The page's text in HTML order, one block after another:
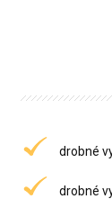
drobné
drobné